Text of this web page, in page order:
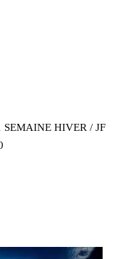
SEMAINE HIVER / JF